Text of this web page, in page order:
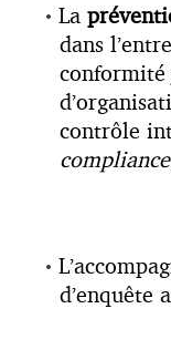
La
dans
conformité
contrôle
compliance
d’enquête